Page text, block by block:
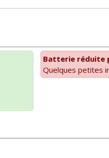
Batterie réduite
Quelques petites